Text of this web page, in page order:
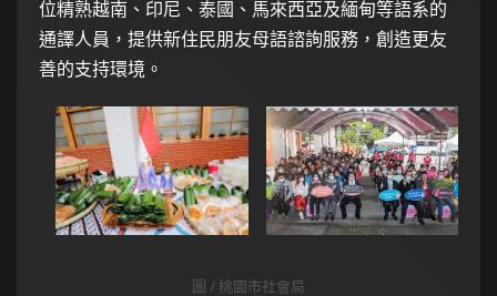
位精熟越南、印尼、泰國、馬來西亞及緬甸等語系的
通譯人員，提供新住民朋友母語諮詢服務，創造更友
善的支持環境。
圖 / 桃園市社會局